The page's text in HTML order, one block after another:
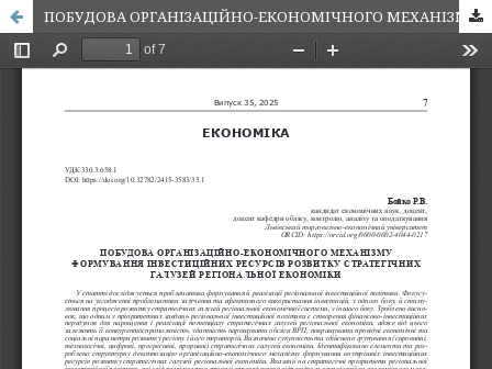
ПОБУДОВА ОРГАНІЗАЦІЙНО-ЕКОНОМІЧНОГО МЕХАНІЗМУ ФОРМУВАННЯ ІНВЕСТИЦІЙНИХ РЕСУРСІВ РОЗВИТКУ СТРАТЕГІЧНИХ ГАЛУЗЕЙ РЕГІОНАЛЬНОЇ ЕКОНОМІКИ